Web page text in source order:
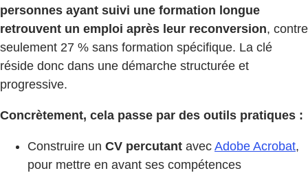
personnes ayant suivi une formation longue
retrouvent un emploi après leur reconversion, contre
seulement 27 % sans formation spécifique. La clé
réside donc dans une démarche structurée et
progressive.
Concrètement, cela passe par des outils pratiques :
Construire un CV percutant avec Adobe Acrobat,
pour mettre en avant ses compétences